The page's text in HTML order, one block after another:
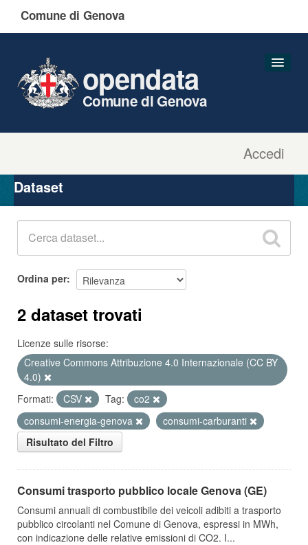
Comune di Genova
Accedi
opendata
Comune di Genova
Organizzazioni
Gruppi
Dataset
Ordina per
2 dataset trovati
Licenze sulle risorse:
Creative Commons Attribuzione 4.0 Internazionale (CC BY
4.0)
Formati:
CSV Tag:
co2
consumi-energia-genova
consumi-carburanti
Risultato del Filtro
Consumi trasporto pubblico locale Genova (GE)
Consumi annuali di combustibile dei veicoli adibiti a trasporto
pubblico circolanti nel Comune di Genova, espressi in MWh,
con indicazione delle relative emissioni di CO2. I...